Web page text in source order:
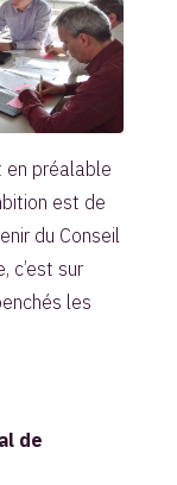
en préalable
est de
du Conseil
c’est sur
les
de